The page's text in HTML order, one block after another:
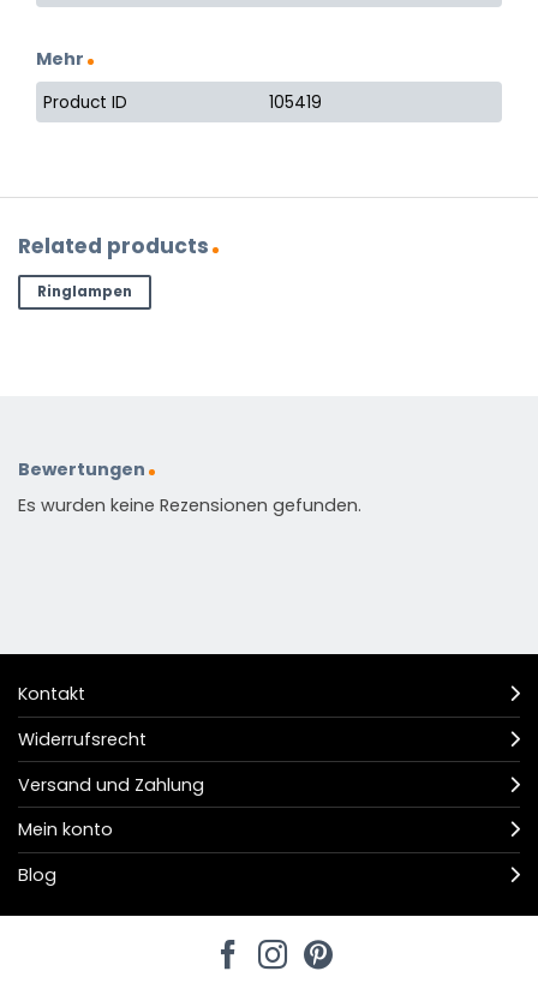
Mehr
Product ID 105419
Related products
Ringlampen
Bewertungen
Es wurden keine Rezensionen gefunden.
Kontakt
Widerrufsrecht
Versand und Zahlung
Mein konto
Blog